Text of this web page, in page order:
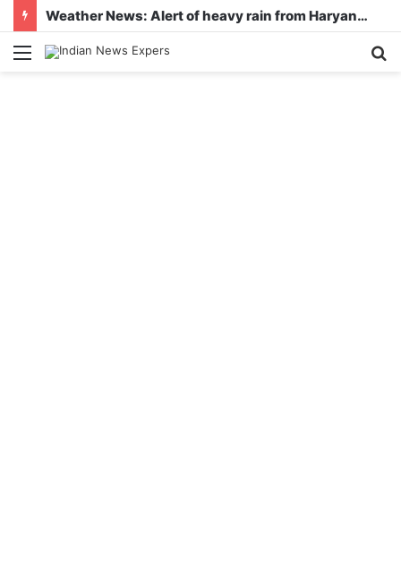
Weather News: Alert of heavy rain from Haryana-Gujarat to Odisha, monsoon is active in many states
Menu